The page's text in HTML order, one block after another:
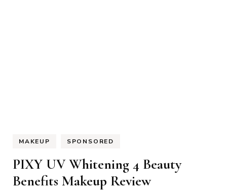
MAKEUP SPONSORED
PIXY UV Whitening 4 Beauty
Benefits Makeup Review